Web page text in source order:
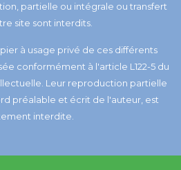
partielle ou intégrale ou transfert
site sont interdits.
à usage privé de ces différents
conformément à l'article L122-5 du
Leur reproduction partielle
préalable et écrit de l'auteur, est
interdite.